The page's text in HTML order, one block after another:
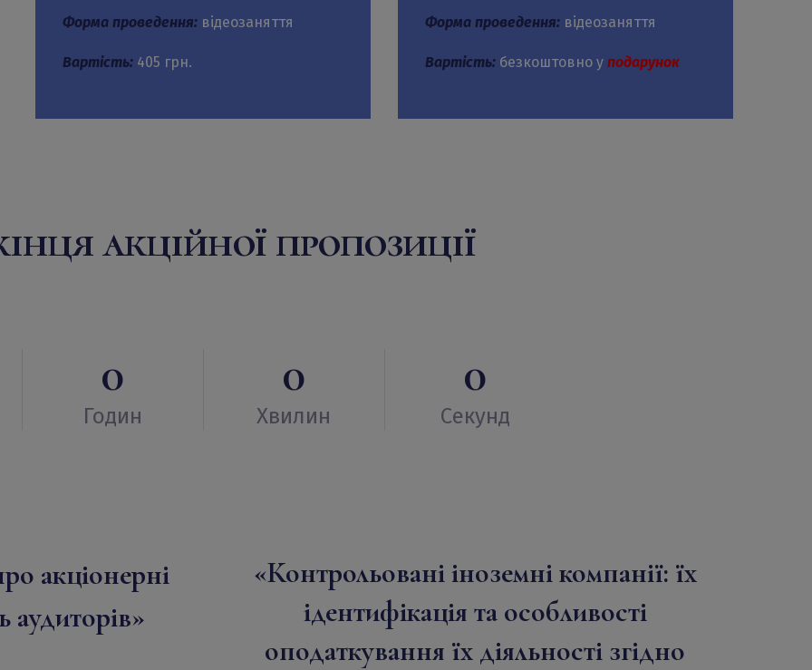
Форма проведення: відеозаняття
Вартість: 405 грн.
Форма проведення: відеозаняття
Вартість: безкоштовно у подарунок
акційної пропозиції
0
Годин
0
Хвилин
0
Секунд
акціонерні
аудиторів»
«Контрольовані іноземні компанії: їх
ідентифікація та особливості
оподаткування їх діяльності згідно